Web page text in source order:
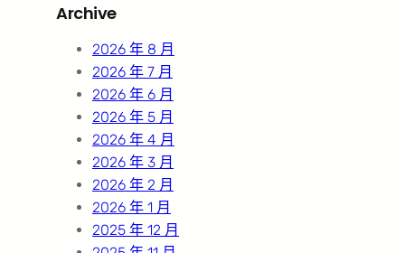
c
Archive
2026 年 8 月
2026 年 7 月
2026 年 6 月
2026 年 5 月
2026 年 4 月
2026 年 3 月
2026 年 2 月
2026 年 1 月
2025 年 12 月